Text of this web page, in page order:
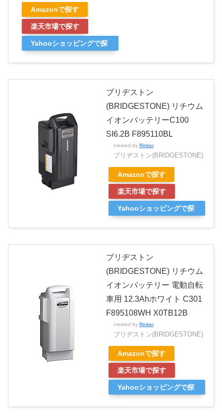
Amazonで探す
楽天市場で探す
Yahooショッピングで探
ブリヂストン
(BRIDGESTONE) リチウム
イオンバッテリーC100
SI6.2B F895110BL
created by Rinker
ブリヂストン(BRIDGESTONE)
Amazonで探す
楽天市場で探す
Yahooショッピングで探
ブリヂストン
(BRIDGESTONE) リチウム
イオンバッテリー 電動自転
車用 12.3Ahホワイト C301
F895108WH X0TB12B
created by Rinker
ブリヂストン(BRIDGESTONE)
Amazonで探す
楽天市場で探す
Yahooショッピングで探